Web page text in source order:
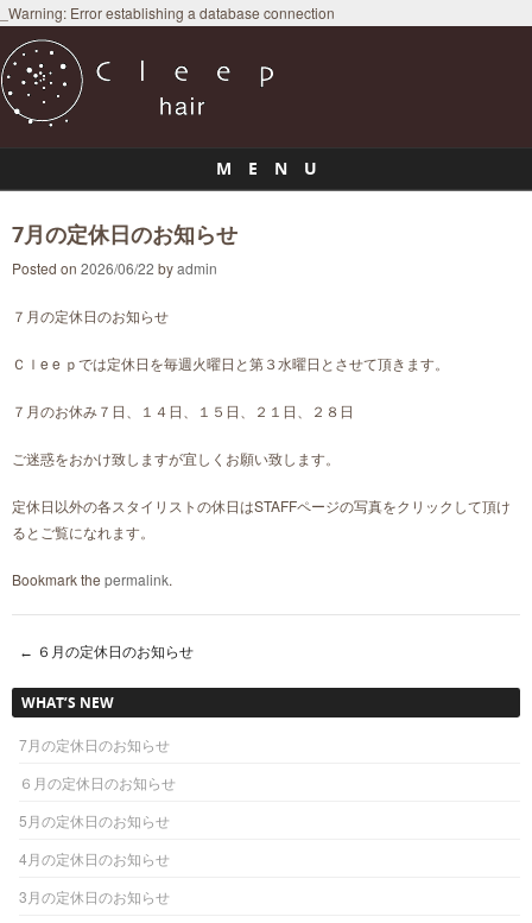
_Warning: Error establishing a database connection
M E N U
7月の定休日のお知らせ
Posted on 2026/06/22 byadmin
７月の定休日のお知らせ
Ｃｌe e ｐでは定休日を毎週火曜日と第３水曜日とさせて頂きます。
７月のお休み７日、１４日、１５日、２１日、２８日
ご迷惑をおかけ致しますが宜しくお願い致します。
定休日以外の各スタイリストの休日はSTAFFページの写真をクリックして頂け
るとご覧になれます。
Bookmark the permalink.
Post navigation
← ６月の定休日のお知らせ
WHAT’S NEW
7月の定休日のお知らせ
６月の定休日のお知らせ
5月の定休日のお知らせ
4月の定休日のお知らせ
3月の定休日のお知らせ